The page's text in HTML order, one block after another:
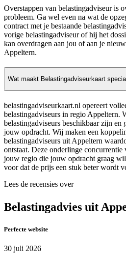
Overstappen van belastingadviseur is
probleem. Ga wel even na wat de
contract met je bestaande
vorige belastingadviseur of hij het
kan overdragen aan jou of aan je
Appeltern.
Wat maakt Belastingadviseurkaart
belastingadviseurkaart.nl opereert
belastingadviseurs in regio Appeltern.
belastingadviseurs beschikbaar zijn
jouw opdracht. Wij maken een
belastingadviseurs uit Appeltern
ontstaat. Deze onderlinge concurrentie
jouw regio die jouw opdracht graag
voor dat de prijs een stuk beter wordt
Lees de recensies over
Belastingadvies uit
Perfecte website
30 juli 2026